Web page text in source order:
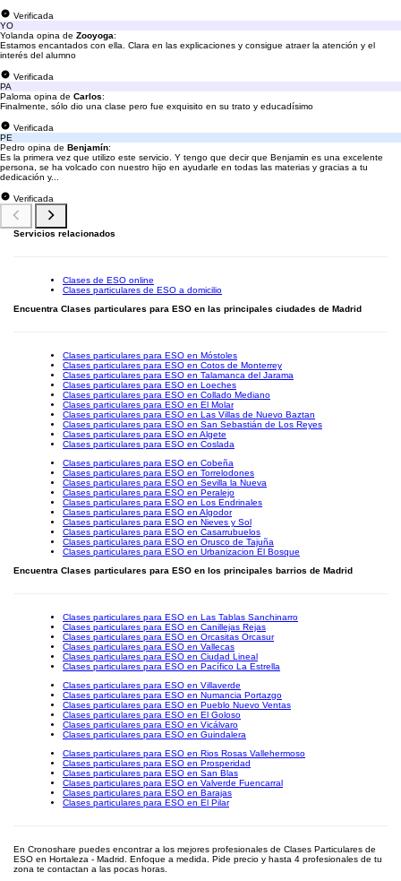
Verificada
YO
Yolanda opina de Zooyoga:
Estamos encantados con ella. Clara en las explicaciones y consigue atraer la atención y el
interés del alumno
Verificada
PA
Paloma opina de Carlos:
Finalmente, sólo dio una clase pero fue exquisito en su trato y educadísimo
Verificada
PE
Pedro opina de Benjamín:
Es la primera vez que utilizo este servicio. Y tengo que decir que Benjamin es una excelente
persona, se ha volcado con nuestro hijo en ayudarle en todas las materias y gracias a tu
dedicación y...
Verificada
Servicios relacionados
Clases de ESO online
Clases particulares de ESO a domicilio
Encuentra Clases particulares para ESO en las principales ciudades de Madrid
Clases particulares para ESO en Móstoles
Clases particulares para ESO en Cotos de Monterrey
Clases particulares para ESO en Talamanca del Jarama
Clases particulares para ESO en Loeches
Clases particulares para ESO en Collado Mediano
Clases particulares para ESO en El Molar
Clases particulares para ESO en Las Villas de Nuevo Baztan
Clases particulares para ESO en San Sebastián de Los Reyes
Clases particulares para ESO en Algete
Clases particulares para ESO en Coslada
Clases particulares para ESO en Cobeña
Clases particulares para ESO en Torrelodones
Clases particulares para ESO en Sevilla la Nueva
Clases particulares para ESO en Peralejo
Clases particulares para ESO en Los Endrinales
Clases particulares para ESO en Algodor
Clases particulares para ESO en Nieves y Sol
Clases particulares para ESO en Casarrubuelos
Clases particulares para ESO en Orusco de Tajuña
Clases particulares para ESO en Urbanizacion El Bosque
Encuentra Clases particulares para ESO en los principales barrios de Madrid
Clases particulares para ESO en Las Tablas Sanchinarro
Clases particulares para ESO en Canillejas Rejas
Clases particulares para ESO en Orcasitas Orcasur
Clases particulares para ESO en Vallecas
Clases particulares para ESO en Ciudad Lineal
Clases particulares para ESO en Pacífico La Estrella
Clases particulares para ESO en Villaverde
Clases particulares para ESO en Numancia Portazgo
Clases particulares para ESO en Pueblo Nuevo Ventas
Clases particulares para ESO en El Goloso
Clases particulares para ESO en Vicálvaro
Clases particulares para ESO en Guindalera
Clases particulares para ESO en Rios Rosas Vallehermoso
Clases particulares para ESO en Prosperidad
Clases particulares para ESO en San Blas
Clases particulares para ESO en Valverde Fuencarral
Clases particulares para ESO en Barajas
Clases particulares para ESO en El Pilar
En Cronoshare puedes encontrar a los mejores profesionales de Clases Particulares de
ESO en Hortaleza - Madrid. Enfoque a medida. Pide precio y hasta 4 profesionales de tu
zona te contactan a las pocas horas.